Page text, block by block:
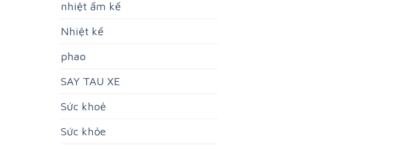
nhiệt ẩm kế
Nhiệt kế
phao
SAY TAU XE
Sức khoẻ
Sức khỏe